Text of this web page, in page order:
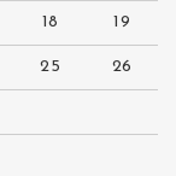
18 19
25 26